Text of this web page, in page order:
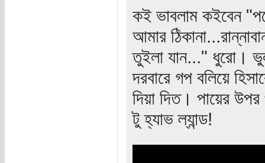
কই ভাবলাম কইবেন
আমার
তুইলা যান..." ধুরো।
দরবারে গপ বলিয়ে
দিয়া দিত। পায়ের
টু হ্যাভ ল্যান্ড!